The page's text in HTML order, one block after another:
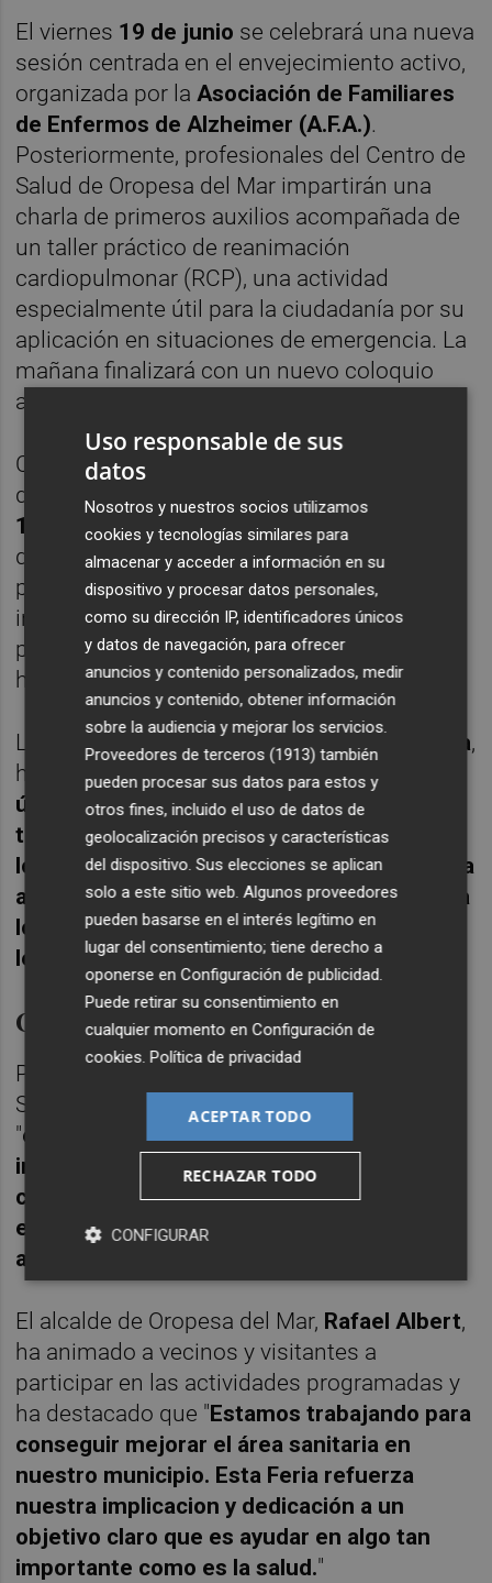
El viernes 19 de junio se celebrará una nueva
sesión centrada en el envejecimiento activo,
organizada por laAsociación de Familiares
de Enfermos de Alzheimer (A.F.A.).
Posteriormente, profesionales del Centro de
Salud de Oropesa del Mar impartirán una
charla de primeros auxilios acompañada de
un taller práctico de reanimación
cardiopulmonar (RCP), una actividad
especialmente útil para la ciudadanía por su
aplicación en situaciones de emergencia. La
mañana finalizará con un nuevo coloquio
abierto.
Como colofón a la programación, el
domingo
21 de junio , entre las
13:00 horas, laPlaza Mayoracogerá la Feria
de la Salud, una jornada abierta a toda la
población que contará con estands
informativos, actividades divulgativas y
propuestas orientadas a la promoción de
hábitos saludables y al cuidado de la salud.
La concejala de Sanidad,Mari Carmen Saura,
ha destacado que "la salud no depende
únicamente de la atención sanitaria, sino
también de la prevención, la información y
los hábitos que mantenemos en nuestro día
a día. Con esta semana queremos acercar a
los vecinos recursos y conocimientos que
les ayuden a mejorar su calidad de vida
Compromiso con el bienestar
Por su parte, el concejal de Servicios
Sociales,
Daniel Mazzina, ha señalado que
"esta iniciativa pone el foco en el bienestar
integral de las personas, abordando
cuestiones tan importantes como el
envejecimiento activo, la salud mental, el
apoyo a los cuidadores y la prevención
El alcalde de Oropesa del Mar, Rafael Albert,
ha animado a vecinos y visitantes a
participar en las actividades programadas y
ha destacado que "Estamos trabajando para
conseguir mejorar el área sanitaria en
nuestro municipio. Esta Feria refuerza
nuestra implicacion y dedicación a un
objetivo claro que es ayudar en algo tan
importante como es la salud."
Uso responsable de sus
datos
Nosotros y nuestros socios utilizamos
cookies y tecnologías similares para
almacenar y acceder a información en su
dispositivo y procesar datos personales,
como su dirección IP, identificadores únicos
y datos de navegación, para ofrecer
anuncios y contenido personalizados, medir
anuncios y contenido, obtener información
sobre la audiencia y mejorar los servicios.
Proveedores de terceros (1913) también
pueden procesar sus datos para estos y
otros fines, incluido el uso de datos de
geolocalización precisos y características
del dispositivo. Sus elecciones se aplican
solo a este sitio web. Algunos proveedores
pueden basarse en el interés legítimo en
lugar del consentimiento; tiene derecho a
oponerse enConfiguración de publicidad
Puede retirar su consentimiento en
cualquier momento enConfiguración de
cookies .Política de privacidad
ACEPTAR TODO
RECHAZAR TODO
CONFIGURAR